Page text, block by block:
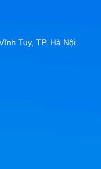
Tuy, TP. Hà Nội